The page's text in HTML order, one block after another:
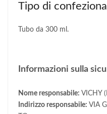
Tipo di
Tubo da 300 ml.
Informazioni sulla
Nome responsabile: VICHY
Indirizzo responsabile: VIA